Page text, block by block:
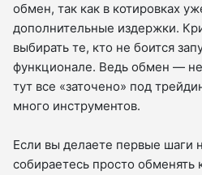
обмен, так как в котировках
дополнительные издержки.
выбирать те, кто не боится
функционале. Ведь обмен —
тут все «заточено» под
много инструментов.
Если вы делаете первые шаги
собираетесь просто